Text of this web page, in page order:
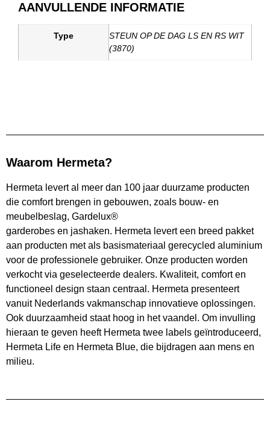
AANVULLENDE INFORMATIE
Type
STEUN OP DE DAG LS EN RS WIT
(3870)
Waarom Hermeta?
Hermeta levert al meer dan 100 jaar duurzame producten
die comfort brengen in gebouwen, zoals bouw- en
meubelbeslag, Gardelux®
garderobes en jashaken. Hermeta levert een breed pakket
aan producten met als basismateriaal gerecycled aluminium
voor de professionele gebruiker. Onze producten worden
verkocht via geselecteerde dealers. Kwaliteit, comfort en
functioneel design staan centraal. Hermeta presenteert
vanuit Nederlands vakmanschap innovatieve oplossingen.
Ook duurzaamheid staat hoog in het vaandel. Om invulling
hieraan te geven heeft Hermeta twee labels geïntroduceerd,
Hermeta Life en Hermeta Blue, die bijdragen aan mens en
milieu.